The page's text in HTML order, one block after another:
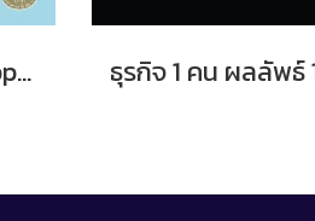
Wisdom, Virtue, Happiness เก่ง ดี มีสุข ดร.วรภัทร์ ภู่เจริญ